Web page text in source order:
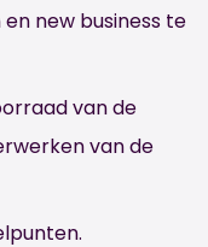
new business te
van de
van de